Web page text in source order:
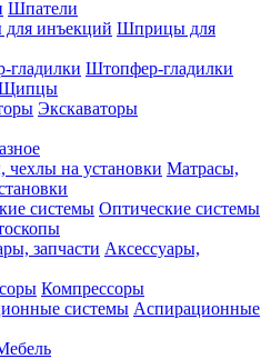
Шпатели
Шприцы для
Штопфер-гладилки
Экскаваторы
Матрасы,
Оптические системы
Аксессуары,
Компрессоры
Аспирационные